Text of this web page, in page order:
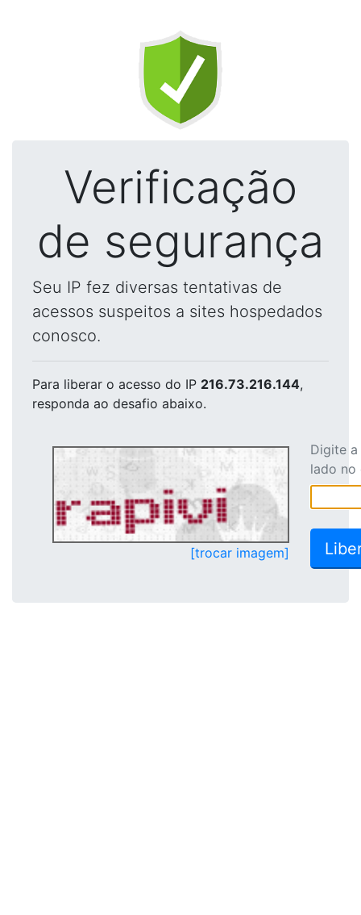
Verificação
de segurança
Seu IP fez diversas tentativas de
acessos suspeitos a sites hospedados
conosco.
Para liberar o acesso do IP 216.73.216.144,
responda ao desafio abaixo.
[trocar imagem]
Digite
lado no